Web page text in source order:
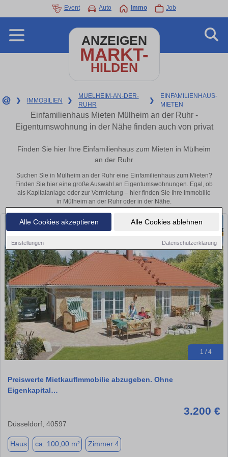
Alle Cookies akzeptieren Alle Cookies ablehnen
Einstellungen Datenschutzerklärung
Event Auto Immo Job
ANZEIGEN
MARKT-
HILDEN
❯ IMMOBILIEN ❯
MUELHEIM-AN-DER-
RUHR
❯
EINFAMILIENHAUS-
MIETEN
Einfamilienhaus Mieten Mülheim an der Ruhr -
Eigentumswohnung in der Nähe finden auch von privat
Finden Sie hier Ihre Einfamilienhaus zum Mieten in Mülheim
an der Ruhr
Suchen Sie in Mülheim an der Ruhr eine Einfamilienhaus zum Mieten?
Finden Sie hier eine große Auswahl an Eigentumswohnungen. Egal, ob
als Kapitalanlage oder zur Vermietung – hier finden Sie Ihre Immobilie
in Mülheim an der Ruhr oder in der Nähe.
1 / 4
Preiswerte MietkaufImmobilie abzugeben. Ohne
Eigenkapital…
3.200 €
Düsseldorf, 40597
Haus ca. 100,00 m² Zimmer 4